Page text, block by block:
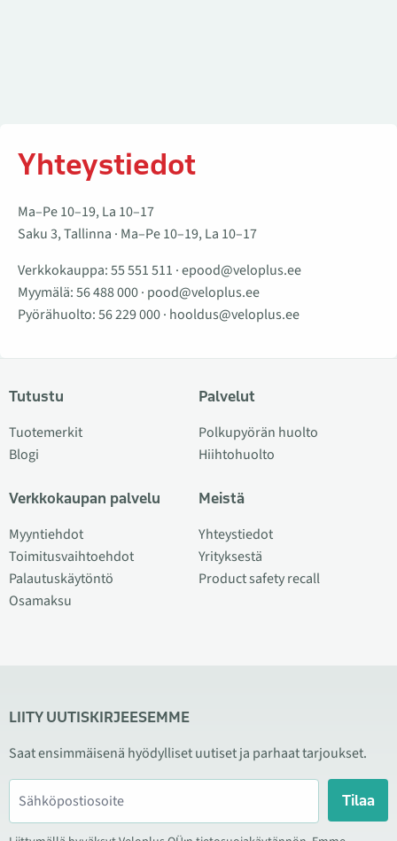
Yhteystiedot
Ma–Pe 10–19, La 10–17
Saku 3, Tallinna · Ma–Pe 10–19, La 10–17
Verkkokauppa:55 551 511 ·epood@veloplus.ee
Myymälä:56 488 000· pood@veloplus.ee
Pyörähuolto:56 229 000· hooldus@veloplus.ee
Tutustu
Tuotemerkit
Blogi
Verkkokaupan palvelu
Myyntiehdot
Toimitusvaihtoehdot
Palautuskäytöntö
Osamaksu
Palvelut
Polkupyörän huolto
Hiihtohuolto
Meistä
Yhteystiedot
Yrityksestä
Product safety recall
LIITY UUTISKIRJEESEMME
Saat ensimmäisenä hyödylliset uutiset ja parhaat tarjoukset.
Tilaa